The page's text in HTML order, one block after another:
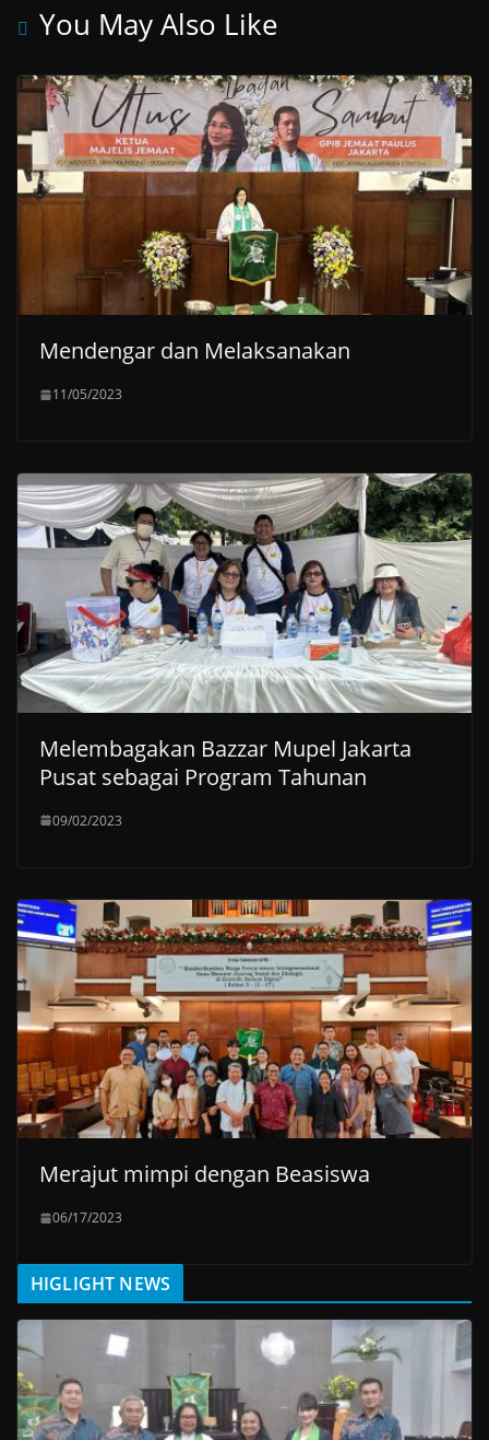
p
m
k
You May Also Like
Mendengar dan Melaksanakan
11/05/2023
Melembagakan Bazzar Mupel Jakarta
Pusat sebagai Program Tahunan
09/02/2023
Merajut mimpi dengan Beasiswa
06/17/2023
HIGLIGHT NEWS